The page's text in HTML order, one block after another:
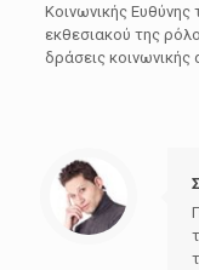
Κοινωνικής
εκθεσιακού της
δράσεις κοινωνικής